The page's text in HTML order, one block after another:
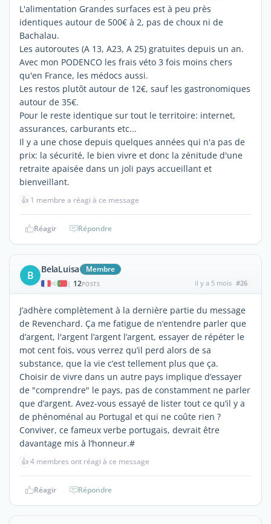
L'alimentation Grandes surfaces est à peu près
identiques autour de 500€ à 2, pas de choux ni de
Bachalau.
Les autoroutes (A 13, A23, A 25) gratuites depuis un an.
Avec mon PODENCO les frais véto 3 fois moins chers
qu'en France, les médocs aussi.
Les restos plutôt autour de 12€, sauf les gastronomiques
autour de 35€.
Pour le reste identique sur tout le territoire: internet,
assurances, carburants etc...
Il y a une chose depuis quelques années qui n'a pas de
prix: la sécurité, le bien vivre et donc la zénitude d'une
retraite apaisée dans un joli pays accueillant et
bienveillant.
👍 1 membre a réagi à ce message
Réagir Répondre
B BelaLuisa Membre
| 12POSTS il y a 5 mois #26
J’adhère complètement à la dernière partie du message
de Revenchard. Ça me fatigue de n’entendre parler que
d’argent, l'argent l’argent l’argent, essayer de répéter le
mot cent fois, vous verrez qu’il perd alors de sa
substance, que la vie c’est tellement plus que ça.
Choisir de vivre dans un autre pays implique d’essayer
de "comprendre" le pays, pas de constamment ne parler
que d’argent. Avez-vous essayé de lister tout ce qu’il y a
de phénoménal au Portugal et qui ne coûte rien ?
Conviver, ce fameux verbe portugais, devrait être
davantage mis à l’honneur.#
👍4 membres ont réagi à ce message
Réagir Répondre